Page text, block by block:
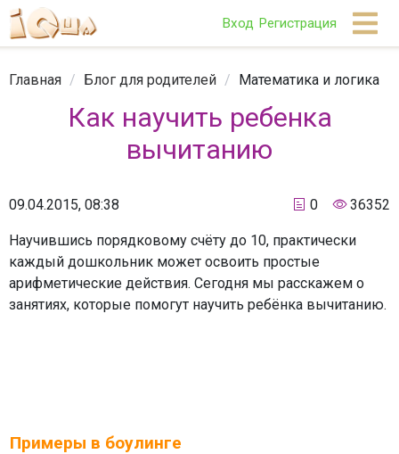
Вход Регистрация
Главная / Блог для родителей / Математика и логика
Как научить ребенка
вычитанию
09.04.2015, 08:38 0 36352
Научившись порядковому счёту до 10, практически
каждый дошкольник может освоить простые
арифметические действия. Сегодня мы расскажем о
занятиях, которые помогут научить ребёнка вычитанию.
Примеры в боулинге